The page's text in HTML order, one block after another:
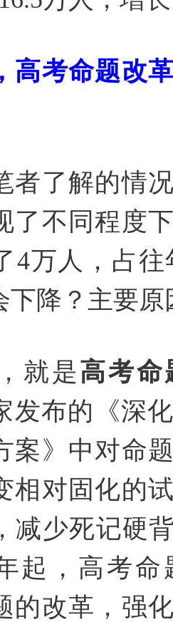
高考命题改
了解的情况
了不同程度
4万人，占
下降？主要原
是高考命
发布的《深
案》中对命
相对固化的
减少死记硬
起，高考
的改革，强